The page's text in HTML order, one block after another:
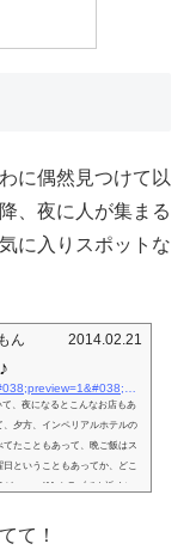
に偶然見つけて以
、夜に人が集まる
に入りスポットな
ん 2014.02.21
、夜になるとこんなお店もあ
夕方、インペリアルホテルの
たこともあって、晩ご飯はス
ということもあってか、どこ
。。。(^^;クラブでも近くに
物で、もう一つはア...
て！